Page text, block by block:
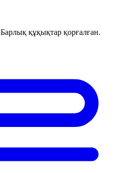
Барлық құқықтар қорғалған.